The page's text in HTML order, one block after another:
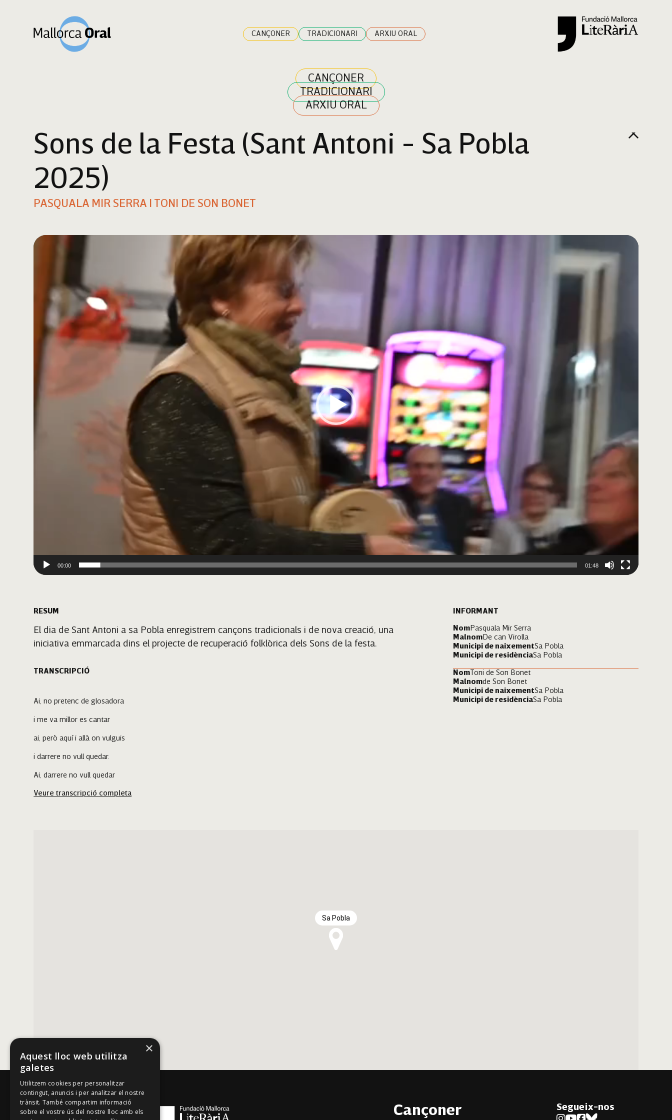
CANÇONER TRADICIONARI ARXIU ORAL
CANÇONER
TRADICIONARI
ARXIU ORAL
Sons de la Festa (Sant Antoni - Sa Pobla
2025)
PASQUALA MIR SERRA I TONI DE SON BONET
Reproductor
de
00:00 01:48
RESUM
El dia de Sant Antoni a sa Pobla enregistrem cançons tradicionals i de nova creació, una
iniciativa emmarcada dins el projecte de recuperació folklòrica dels Sons de la festa.
TRANSCRIPCIÓ
Ai, no pretenc de glosadora
i me va millor es cantar
ai, però aquí i allà on vulguis
i darrere no vull quedar.
Ai, darrere no vull quedar
i me va millor es cantar.
Veure transcripció completa
INFORMANT
NomPasquala Mir Serra
MalnomDe can Virolla
Municipi de naixementSa Pobla
Municipi de residènciaSa Pobla
NomToni de Son Bonet
Malnomde Son Bonet
Municipi de naixementSa Pobla
Municipi de residènciaSa Pobla
Sa Pobla
Cançoner Segueix-nos
×
Aquest lloc web utilitza
galetes
Utilitzem cookies per personalitzar
contingut, anuncis i per analitzar el nostre
trànsit. També compartim informació
sobre el vostre ús del nostre lloc amb els